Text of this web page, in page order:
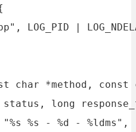
LOG_PID |
char *method,
long
%s - %d - %ldms",